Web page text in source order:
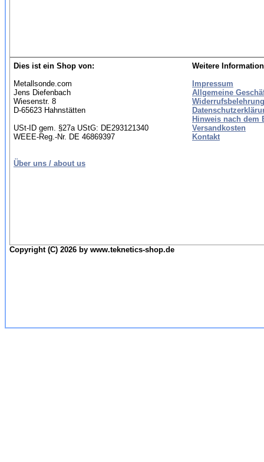
Dies ist ein Shop von:
Metallsonde.com
Jens Diefenbach
Wiesenstr. 8
D-65623 Hahnstätten
USt-ID gem. §27a UStG: DE293121340
WEEE-Reg.-Nr. DE 46869397
Über uns / about us
Weitere
Impressum
Allgemeine
Hinweis nach dem
Versandkosten
Kontakt
Copyright (C) 2026 by www.teknetics-shop.de